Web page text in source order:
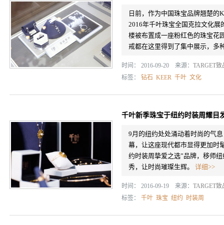
日前，作为中国珠宝品牌翘楚的
2016年千叶珠宝全国克拉文化
楼被布置成一座粉红色的珠宝花
戒都在这里得到了集中展示，多
时间： 2016-09-20 来源： TARGET致
标签： 钻石 KEER 千叶 文化
千叶新季珠宝于纽约时装周耀目
9月的纽约处处涌动着时尚的气
幕，让这座现代都市显得更加时
约时装周挚爱之选”品牌，移师
秀，让时尚璀璨生辉。 详细>>
时间： 2016-09-19 来源： TARGET致
标签： 千叶 珠宝 纽约 时装周